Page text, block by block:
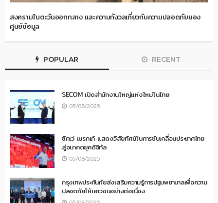
สงครามในตะวันออกกลาง และความกังวลเกี่ยวกับความปลอดภัยของ
ศูนย์ข้อมูล
POPULAR RECENT
SECOM เปิดสำนักงานใหญ่แห่งใหม่ในไทย
05/08/2025
ซิกเว่ เบรกเก้ แสดงวิสัยทัศน์ในการขับเคลื่อนประเทศไทย
สู่อนาคตยุคดิจิทัล
05/08/2025
กรุงเทพประกันภัยส่งเสริมความรู้การปฐมพยาบาลเพื่อความ
ปลอดภัยให้เยาวชนอย่างต่อเนื่อง